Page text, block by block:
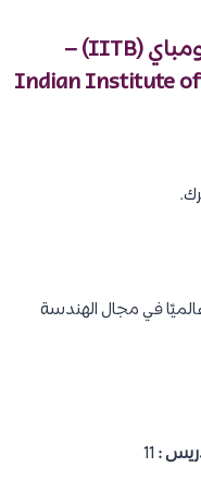
1- المعهد الهندي للتكنولوجيا بومباي (IITB) –
Indian Institute
عالميًا في مجال الهندسة
: